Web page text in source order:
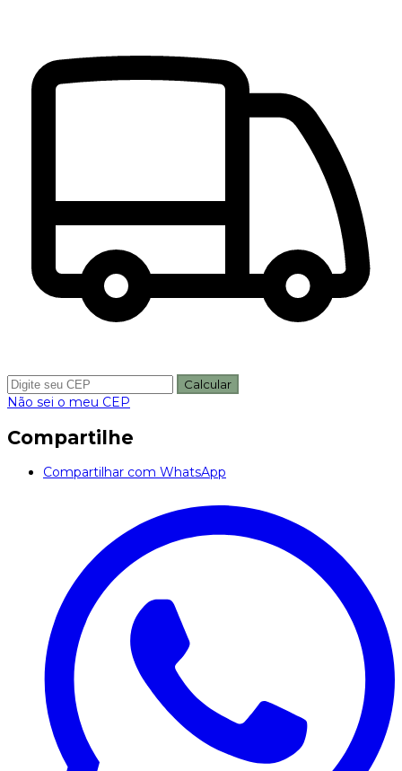
Calcular
Não sei o meu CEP
Compartilhe
Compartilhar com WhatsApp